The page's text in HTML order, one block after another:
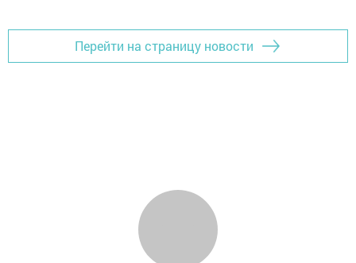
Перейти на страницу новости